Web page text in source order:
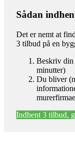
Sådan
Det er nemt at
3 tilbud på en
Beskriv din
minutter)
Du bliver
Indhent 3 tilbud,